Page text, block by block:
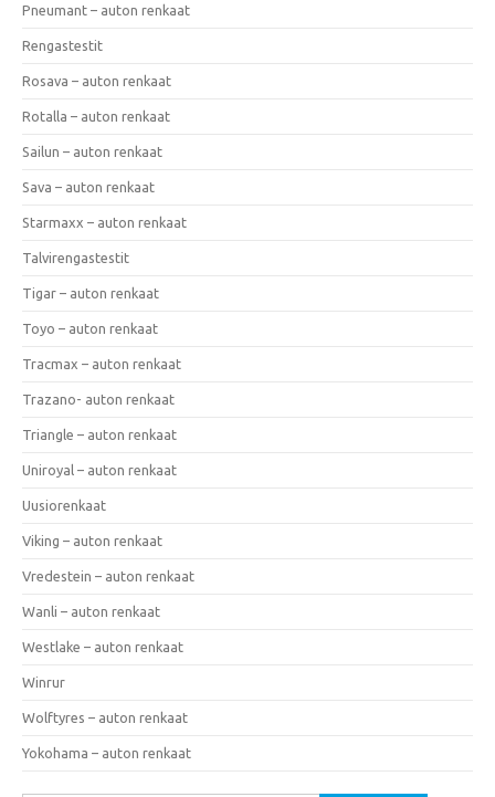
Pneumant – auton renkaat
Rengastestit
Rosava – auton renkaat
Rotalla – auton renkaat
Sailun – auton renkaat
Sava – auton renkaat
Starmaxx – auton renkaat
Talvirengastestit
Tigar – auton renkaat
Toyo – auton renkaat
Tracmax – auton renkaat
Trazano- auton renkaat
Triangle – auton renkaat
Uniroyal – auton renkaat
Uusiorenkaat
Viking – auton renkaat
Vredestein – auton renkaat
Wanli – auton renkaat
Westlake – auton renkaat
Winrur
Wolftyres – auton renkaat
Yokohama – auton renkaat